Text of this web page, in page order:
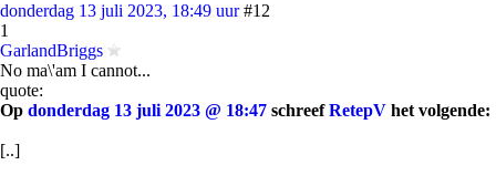
donderdag 13 juli 2023, 18:49 uur #12
1
GarlandBriggs
No ma\'am I cannot...
quote:
Op donderdag 13 juli 2023 @ 18:47 schreefRetepV het volgende:
[..]